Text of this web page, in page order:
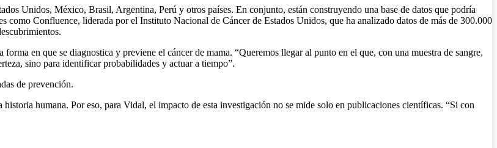
Unidos, México, Brasil, Argentina, Perú y otros países. En conjunto, están construyendo una base de datos que podría
como Confluence, liderada por el Instituto Nacional de Cáncer de Estados Unidos, que ha analizado datos de más de 300.000
en que se diagnostica y previene el cáncer de mama. “Queremos llegar al punto en el que, con una muestra de sangre,
sino para identificar probabilidades y actuar a tiempo”.
de prevención.
humana. Por eso, para Vidal, el impacto de esta investigación no se mide solo en publicaciones científicas. “Si con